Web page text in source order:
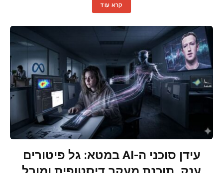
קרא עוד
עידן סוכני ה-AI במטא: גל פיטורים